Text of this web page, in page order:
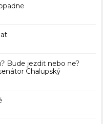
Bude jezdit nebo ne?
Chalupský